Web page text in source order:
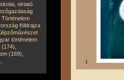
oktató
Történelem
földrajza
történelem
(174),
(169),
, 1